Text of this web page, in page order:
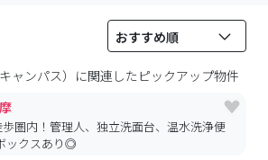
ャンパス） に関連したピックアップ物件
圏内！管理人、独立洗面台、温水洗浄便
ックスあり◎